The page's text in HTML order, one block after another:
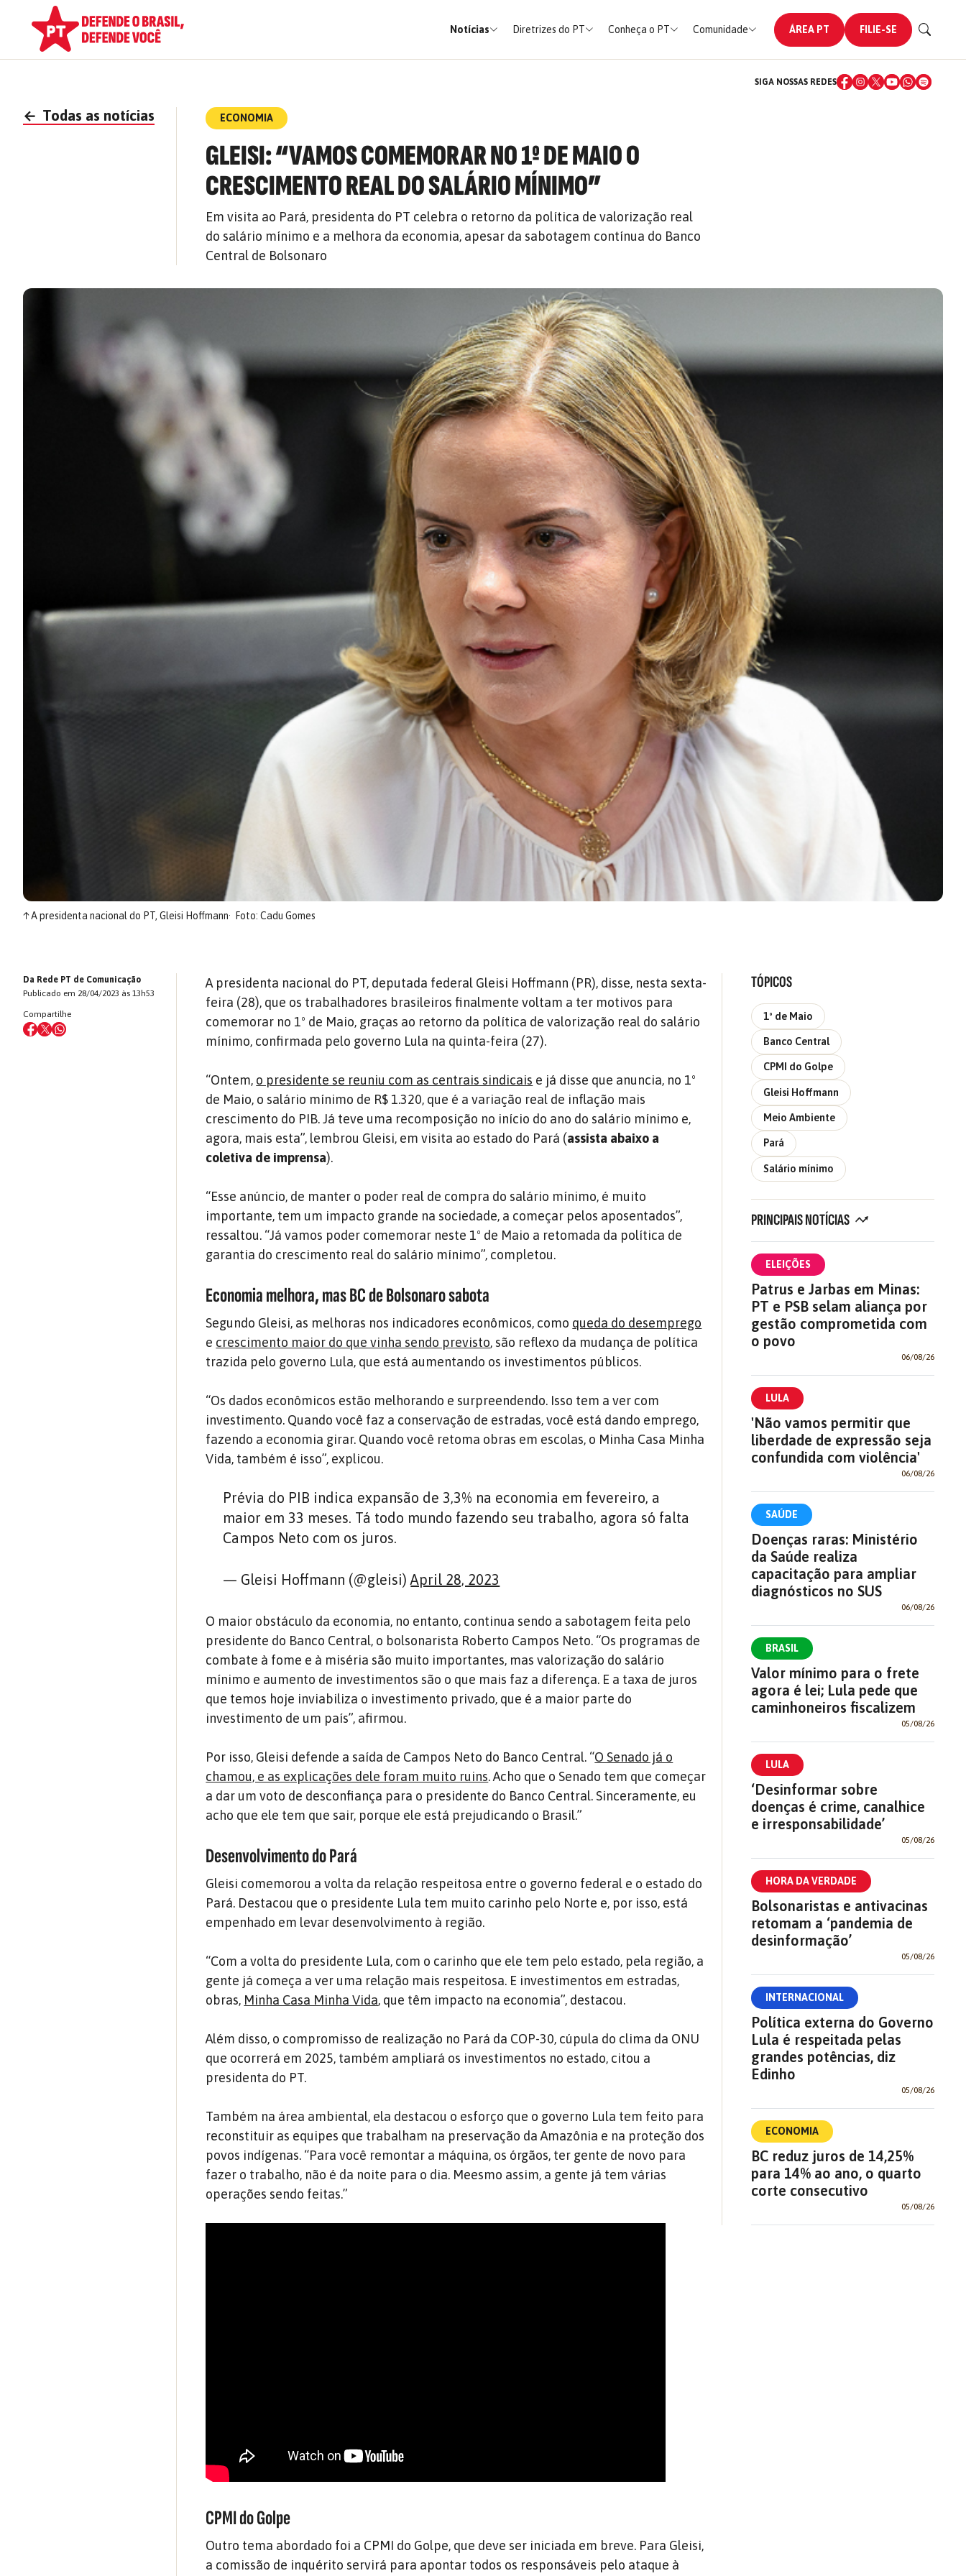
Notícias Diretrizes do PT Conheça o PT Comunidade ÁREA PT FILIE-SE
SIGA NOSSAS REDES
← Todas as notícias ECONOMIA
GLEISI: “VAMOS COMEMORAR NO 1º DE MAIO O
CRESCIMENTO REAL DO SALÁRIO MÍNIMO”
Em visita ao Pará, presidenta do PT celebra o retorno da política de valorização real
do salário mínimo e a melhora da economia, apesar da sabotagem contínua do Banco
Central de Bolsonaro
↑A presidenta nacional do PT, Gleisi Hoffmann Foto: Cadu Gomes
Da Rede PT de Comunicação
Publicado em 28/04/2023 às 13h53
Compartilhe
A presidenta nacional do PT, deputada federal Gleisi Hoffmann (PR), disse, nesta sexta-
feira (28), que os trabalhadores brasileiros finalmente voltam a ter motivos para
comemorar no 1º de Maio, graças ao retorno da política de valorização real do salário
mínimo, confirmada pelo governo Lula na quinta-feira (27).
“Ontem, o presidente se reuniu com as centrais sindicais e já disse que anuncia, no 1º
de Maio, o salário mínimo de R$ 1.320, que é a variação real de inflação mais
crescimento do PIB. Já teve uma recomposição no início do ano do salário mínimo e,
agora, mais esta”, lembrou Gleisi, em visita ao estado do Pará (assista abaixo a
coletiva de imprensa).
“Esse anúncio, de manter o poder real de compra do salário mínimo, é muito
importante, tem um impacto grande na sociedade, a começar pelos aposentados”,
ressaltou. “Já vamos poder comemorar neste 1º de Maio a retomada da política de
garantia do crescimento real do salário mínimo”, completou.
Economia melhora, mas BC de Bolsonaro sabota
Segundo Gleisi, as melhoras nos indicadores econômicos, como queda do desemprego
e crescimento maior do que vinha sendo previsto, são reflexo da mudança de política
trazida pelo governo Lula, que está aumentando os investimentos públicos.
“Os dados econômicos estão melhorando e surpreendendo. Isso tem a ver com
investimento. Quando você faz a conservação de estradas, você está dando emprego,
fazendo a economia girar. Quando você retoma obras em escolas, o Minha Casa Minha
Vida, também é isso”, explicou.
Prévia do PIB indica expansão de 3,3% na economia em fevereiro, a
maior em 33 meses. Tá todo mundo fazendo seu trabalho, agora só falta
Campos Neto com os juros.
— Gleisi Hoffmann (@gleisi)April 28, 2023
O maior obstáculo da economia, no entanto, continua sendo a sabotagem feita pelo
presidente do Banco Central, o bolsonarista Roberto Campos Neto. “Os programas de
combate à fome e à miséria são muito importantes, mas valorização do salário
mínimo e aumento de investimentos são o que mais faz a diferença. E a taxa de juros
que temos hoje inviabiliza o investimento privado, que é a maior parte do
investimento de um país”, afirmou.
Por isso, Gleisi defende a saída de Campos Neto do Banco Central. “O Senado já o
chamou, e as explicações dele foram muito ruins. Acho que o Senado tem que começar
a dar um voto de desconfiança para o presidente do Banco Central. Sinceramente, eu
acho que ele tem que sair, porque ele está prejudicando o Brasil.”
Desenvolvimento do Pará
Gleisi comemorou a volta da relação respeitosa entre o governo federal e o estado do
Pará. Destacou que o presidente Lula tem muito carinho pelo Norte e, por isso, está
empenhado em levar desenvolvimento à região.
“Com a volta do presidente Lula, com o carinho que ele tem pelo estado, pela região, a
gente já começa a ver uma relação mais respeitosa. E investimentos em estradas,
obras, Minha Casa Minha Vida, que têm impacto na economia”, destacou.
Além disso, o compromisso de realização no Pará da COP-30, cúpula do clima da ONU
que ocorrerá em 2025, também ampliará os investimentos no estado, citou a
presidenta do PT.
Também na área ambiental, ela destacou o esforço que o governo Lula tem feito para
reconstituir as equipes que trabalham na preservação da Amazônia e na proteção dos
povos indígenas. “Para você remontar a máquina, os órgãos, ter gente de novo para
fazer o trabalho, não é da noite para o dia. Meesmo assim, a gente já tem várias
operações sendo feitas.”
CPMI do Golpe
Outro tema abordado foi a CPMI do Golpe, que deve ser iniciada em breve. Para Gleisi,
a comissão de inquérito servirá para apontar todos os responsáveis pelo ataque à
TÓPICOS
1º de Maio
Banco Central
CPMI do Golpe
Gleisi Hoffmann
Meio Ambiente
Pará
Salário mínimo
PRINCIPAIS NOTÍCIAS
ELEIÇÕES
Patrus e Jarbas em Minas:
PT e PSB selam aliança por
gestão comprometida com
o povo
06/08/26
LULA
'Não vamos permitir que
liberdade de expressão seja
confundida com violência'
06/08/26
SAÚDE
Doenças raras: Ministério
da Saúde realiza
capacitação para ampliar
diagnósticos no SUS
06/08/26
BRASIL
Valor mínimo para o frete
agora é lei; Lula pede que
caminhoneiros fiscalizem
05/08/26
LULA
‘Desinformar sobre
doenças é crime, canalhice
e irresponsabilidade’
05/08/26
HORA DA VERDADE
Bolsonaristas e antivacinas
retomam a ‘pandemia de
desinformação’
05/08/26
INTERNACIONAL
Política externa do Governo
Lula é respeitada pelas
grandes potências, diz
Edinho
05/08/26
ECONOMIA
BC reduz juros de 14,25%
para 14% ao ano, o quarto
corte consecutivo
05/08/26